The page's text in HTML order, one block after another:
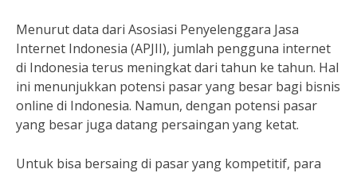
Menurut data dari Asosiasi Penyelenggara Jasa
Internet Indonesia (APJII), jumlah pengguna internet
di Indonesia terus meningkat dari tahun ke tahun. Hal
ini menunjukkan potensi pasar yang besar bagi bisnis
online di Indonesia. Namun, dengan potensi pasar
yang besar juga datang persaingan yang ketat.
Untuk bisa bersaing di pasar yang kompetitif, para